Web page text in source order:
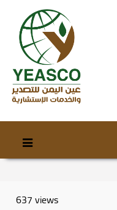
637 views